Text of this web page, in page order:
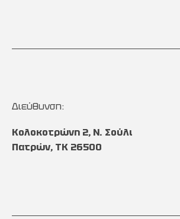
Διεύθυνση:
Κολοκοτρώνη 2, Ν. Σούλι
Πατρών, TK 26500